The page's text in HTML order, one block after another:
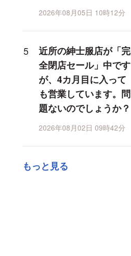
2026年08月05日 10時12分
近所の紳士服店が「完
全閉店セール」中です
が、4カ月目に入って
も営業しています。問
題ないのでしょうか？
2026年08月02日 09時42分
もっと見る